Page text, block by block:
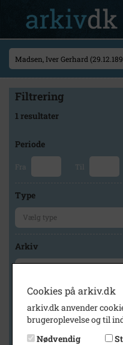
Filtrering
1 resultater
Periode
Fra Til
Type
Arkiv
Geografi
Cookies på arkiv.dk
arkiv.dk anvender
brugeroplevelse og til
Nødvendig